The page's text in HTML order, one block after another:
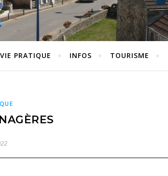
VIE PRATIQUE INFOS TOURISME